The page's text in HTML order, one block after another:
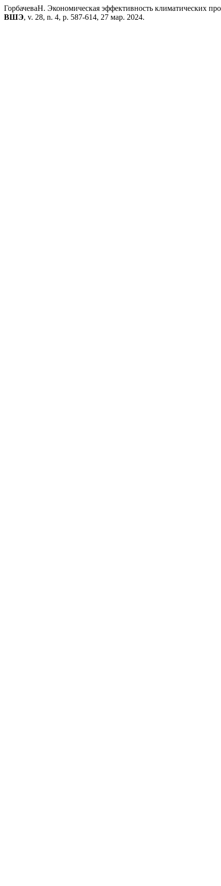
ГорбачеваН. Экономическая эффективность климатических
ВШЭ, v. 28, n. 4, p. 587-614, 27 мар. 2024.